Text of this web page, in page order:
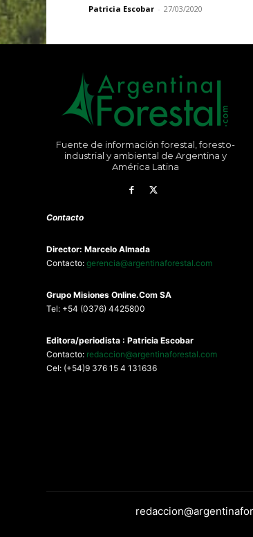
Patricia Escobar - 27/03/2020
Fuente de información forestal, foresto-
industrial y ambiental de Argentina y
América Latina
Contacto
Director: Marcelo Almada
Contacto: gerencia@argentinaforestal.com
Grupo MisionesOnline.Com SA
Tel: +54 (0376) 4425800
Editora/periodista : Patricia Escobar
Contacto: redaccion@argentinaforestal.com
Cel: (+54)9 376 15 4 131636